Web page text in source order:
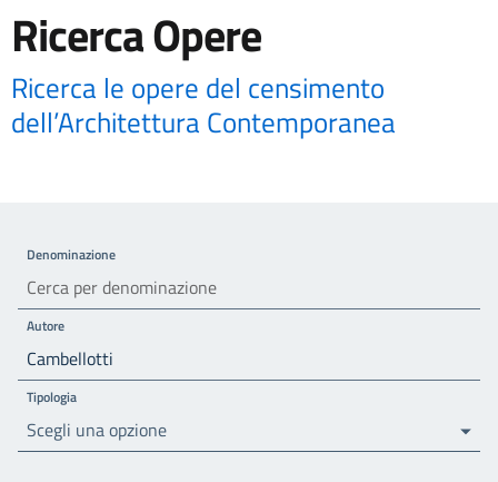
Ricerca Opere
Ricerca le opere del censimento
dell’Architettura Contemporanea
Denominazione
Autore
Tipologia
Scegli una opzione